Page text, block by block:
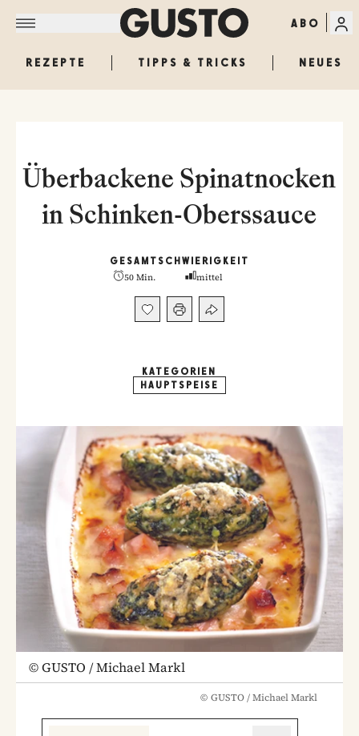
ABO
REZEPTE TIPPS & TRICKS NEUES
Überbackene Spinatnocken
in Schinken-Oberssauce
GESAMT
50 Min.
SCHWIERIGKEIT
mittel
KATEGORIEN
HAUPTSPEISE
©GUSTO / Michael Markl
© GUSTO / Michael Markl